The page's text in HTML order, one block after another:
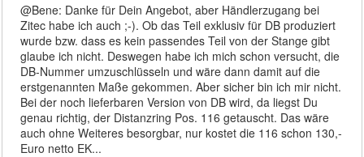
@Bene: Danke für Dein Angebot, aber Händlerzugang bei
Zitec habe ich auch ;-). Ob das Teil exklusiv für DB produziert
wurde bzw. dass es kein passendes Teil von der Stange gibt
glaube ich nicht. Deswegen habe ich mich schon versucht, die
DB-Nummer umzuschlüsseln und wäre dann damit auf die
erstgenannten Maße gekommen. Aber sicher bin ich mir nicht.
Bei der noch lieferbaren Version von DB wird, da liegst Du
genau richtig, der Distanzring Pos. 116 getauscht. Das wäre
auch ohne Weiteres besorgbar, nur kostet die 116 schon 130,-
Euro netto EK...